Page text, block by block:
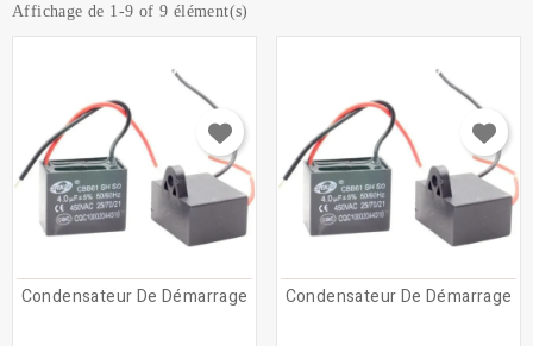
Affichage de 1-9 of 9 élément(s)
Condensateur De Démarrage Condensateur De Démarrage